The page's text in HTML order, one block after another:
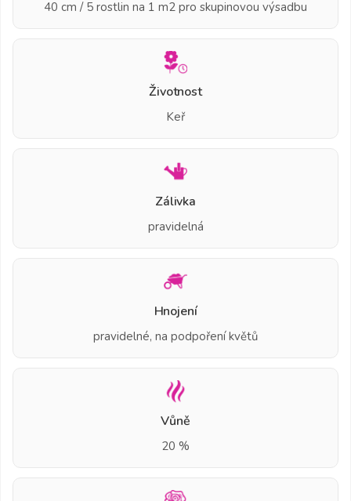
40 cm / 5 rostlin na 1 m2 pro skupinovou výsadbu
Životnost
Keř
Zálivka
pravidelná
Hnojení
pravidelné, na podpoření květů
Vůně
20 %